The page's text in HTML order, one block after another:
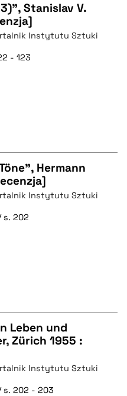
Stanislav V.
Instytutu Sztuki
- 123
Hermann
Instytutu Sztuki
s. 202
Leben und
Zürich 1955 :
Instytutu Sztuki
s. 202 - 203